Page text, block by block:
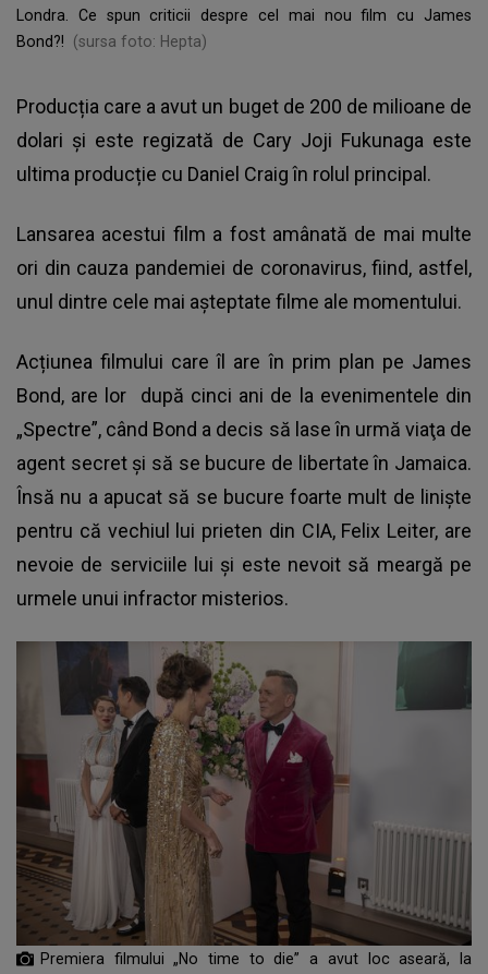
Londra. Ce spun criticii despre cel mai nou film cu James
Bond?!
(sursa foto: Hepta)
Producția care a avut un buget de 200 de milioane de
dolari și este regizată de Cary Joji Fukunaga este
ultima producție cu Daniel Craig în rolul principal.
Lansarea acestui film a fost amânată de mai multe
ori din cauza pandemiei de coronavirus, fiind, astfel,
unul dintre cele mai așteptate filme ale momentului.
Acțiunea filmului care îl are în prim plan pe James
Bond, are lor după cinci ani de la evenimentele din
„Spectre”, când Bond a decis să lase în urmă viaţa de
agent secret şi să se bucure de libertate în Jamaica.
Însă nu a apucat să se bucure foarte mult de liniște
pentru că vechiul lui prieten din CIA, Felix Leiter, are
nevoie de serviciile lui și este nevoit să meargă pe
urmele unui infractor misterios.
Premiera filmului „No time to die” a avut loc aseară, la